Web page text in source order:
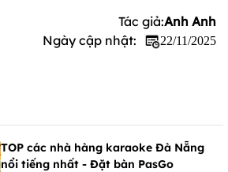
Tác giả:Anh Anh
Ngày cập nhật:
22/11/2025
TOP các nhà hàng karaoke Đà Nẵng
nổi tiếng nhất - Đặt bàn PasGo